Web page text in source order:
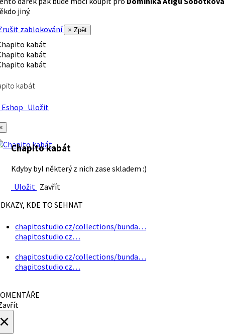
jiný.
zablokování
× Zpět
kabát
Uložit
Chapito kabát
Kdyby byl některý z nich zase skladem :)
Uložit Zavřít
KDE TO SEHNAT
chapitostudio.cz/collections/bunda…
chapitostudio.cz…
chapitostudio.cz/collections/bunda…
chapitostudio.cz…